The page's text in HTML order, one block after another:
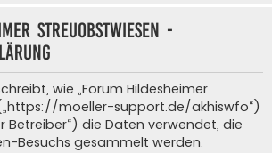
Streuobstwiesen -
wie „Forum Hildesheimer
moeller-support.de/akhiswfo“)
Betreiber“) die Daten verwendet, die
Besuchs gesammelt werden.